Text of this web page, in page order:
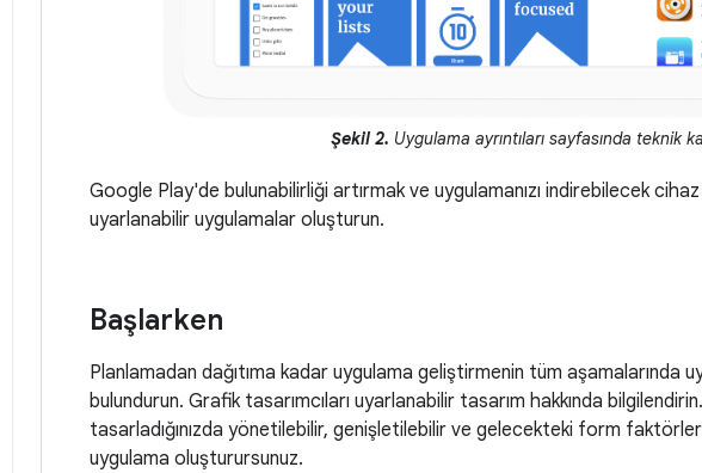
Şekil 2. Uygulama ayrıntıları sayfasında teknik
Google Play'de bulunabilirliği artırmak ve uygulamanızı indirebilecek cihaz
uyarlanabilir uygulamalar oluşturun.
Başlarken
Planlamadan dağıtıma kadar uygulama geliştirmenin tüm aşamalarında
bulundurun. Grafik tasarımcıları uyarlanabilir tasarım hakkında
tasarladığınızda yönetilebilir, genişletilebilir ve gelecekteki form
uygulama oluşturursunuz.